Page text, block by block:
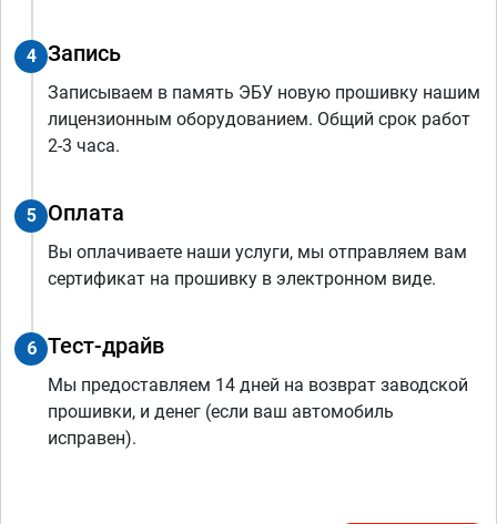
4 Запись
Записываем в память ЭБУ новую прошивку нашим
лицензионным оборудованием. Общий срок работ
2-3 часа.
5 Оплата
Вы оплачиваете наши услуги, мы отправляем вам
сертификат на прошивку в электронном виде.
6 Тест-драйв
Мы предоставляем 14 дней на возврат заводской
прошивки, и денег (если ваш автомобиль
исправен).